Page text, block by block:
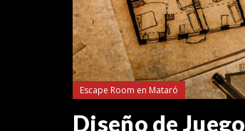
Escape Room en Mataró
Diseño de